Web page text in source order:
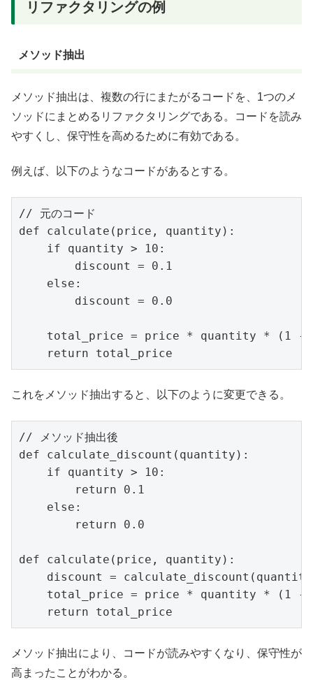
リファクタリングの例
メソッド抽出
メソッド抽出は、複数の行にまたがるコードを、1つのメ
ソッドにまとめるリファクタリングである。コードを読み
やすくし、保守性を高めるために有効である。
例えば、以下のようなコードがあるとする。
// 元のコード
def calculate(price, quantity):
    if quantity > 10:
        discount = 0.1
    else:
        discount = 0.0
total_price = price * quantity * (1 -
これをメソッド抽出すると、以下のように変更できる。
// メソッド抽出後
def calculate_discount(quantity):
    if quantity > 10:
        return 0.1
    else:
        return 0.0
def calculate(price, quantity):
discount =
total_price = price * quantity * (1 -
メソッド抽出により、コードが読みやすくなり、保守性が
高まったことがわかる。